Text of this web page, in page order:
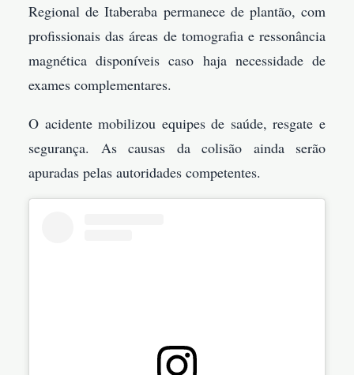
Regional de Itaberaba permanece de plantão, com
profissionais das áreas de tomografia e ressonância
magnética disponíveis caso haja necessidade de
exames complementares.
O acidente mobilizou equipes de saúde, resgate e
segurança. As causas da colisão ainda serão
apuradas pelas autoridades competentes.